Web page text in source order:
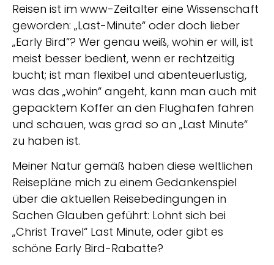
Reisen ist im www-Zeitalter eine Wissenschaft
geworden: „Last-Minute“ oder doch lieber
„Early Bird“? Wer genau weiß, wohin er will, ist
meist besser bedient, wenn er rechtzeitig
bucht; ist man flexibel und abenteuerlustig,
was das „wohin“ angeht, kann man auch mit
gepacktem Koffer an den Flughafen fahren
und schauen, was grad so an „Last Minute“
zu haben ist.
Meiner Natur gemäß haben diese weltlichen
Reisepläne mich zu einem Gedankenspiel
über die aktuellen Reisebedingungen in
Sachen Glauben geführt: Lohnt sich bei
„Christ Travel“ Last Minute, oder gibt es
schöne Early Bird-Rabatte?